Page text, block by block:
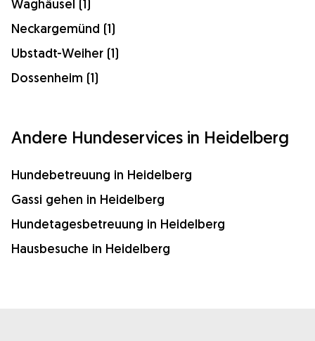
Waghäusel (1)
Neckargemünd (1)
Ubstadt-Weiher (1)
Dossenheim (1)
Andere Hundeservices in Heidelberg
Hundebetreuung in Heidelberg
Gassi gehen in Heidelberg
Hundetagesbetreuung in Heidelberg
Hausbesuche in Heidelberg